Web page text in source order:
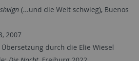
(...und die Welt schwieg), Buenos
2007
durch die Elie Wiesel